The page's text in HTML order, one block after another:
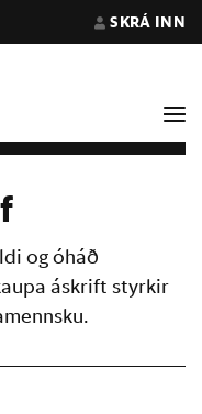
SKRÁ INN
og óháð
áskrift styrkir